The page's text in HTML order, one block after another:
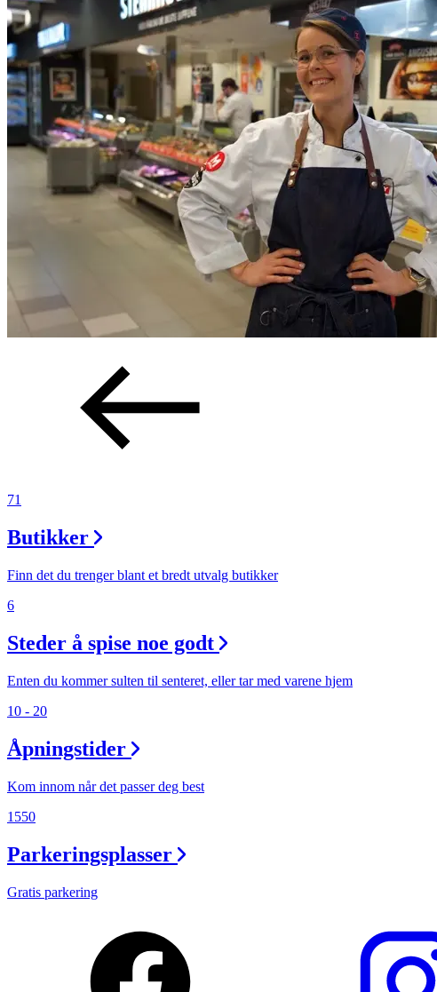
71
Butikker
Finn det du trenger blant et bredt utvalg butikker
6
Steder å spise noe godt
Enten du kommer sulten til senteret, eller tar med varene hjem
10 - 20
Åpningstider
Kom innom når det passer deg best
1550
Parkeringsplasser
Gratis parkering